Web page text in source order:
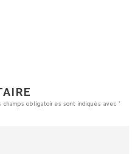
champs obligatoires sont indiqués avec*